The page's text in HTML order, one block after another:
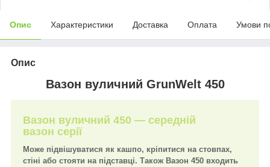
Опис Характеристики Доставка Оплата Умови
Опис
Вазон вуличний GrunWelt 450
Вазон вуличний 450 — середній
вазон серії
Може підвішуватися як кашпо, кріпитися на стовпах,
стіні або стояти на підставці. Також Вазон 450 входить